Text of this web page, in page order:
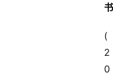
书
(
2
0